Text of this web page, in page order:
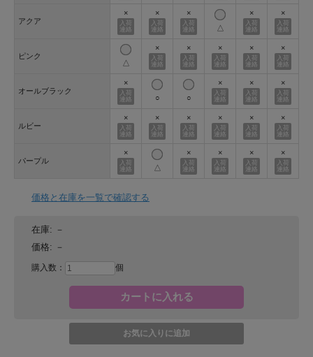
アクア
× ×
×
△
× ×
ピンク
△
× × × × ×
オールブラック
×
○
○
× × ×
ルビー
× × × × × ×
パープル
×
△
× × × ×
価格と在庫を一覧で確認する
在庫: －
価格: －
購入数： 個